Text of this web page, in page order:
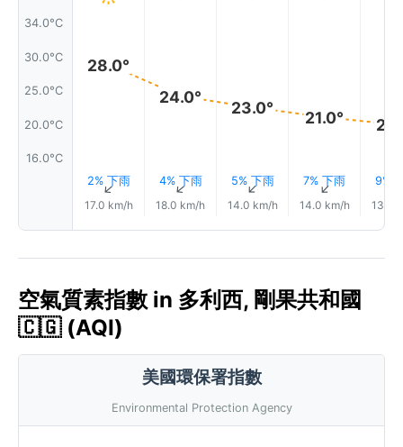
34.0°C
30.0°C
25.0°C
20.0°C
16.0°C
28.0°
2% 下雨
↑
17.0 km/h
24.0°
4% 下雨
↑
18.0 km/h
23.0°
5% 下雨
↑
14.0 km/h
21.0°
7% 下雨
↑
14.0 km/h
9%
13.0
空氣質素指數 in 多利西, 剛果共和國
🇨🇬 (AQI)
美國環保署指數
Environmental Protection Agency